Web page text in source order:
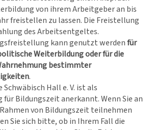
von ihrem Arbeitgeber an bis
freistellen zu lassen. Die Freistellung
des Arbeitsentgeltes.
kann genutzt werdenfür
Weiterbildung oder für die
bestimmter
.
Hall e. V. ist als
Bildungszeit anerkannt. Wenn Sie an
von Bildungszeit teilnehmen
Sie sich bitte, ob in Ihrem Fall die